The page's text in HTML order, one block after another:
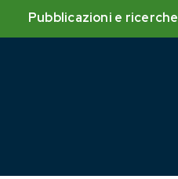
Pubblicazioni e ricerche